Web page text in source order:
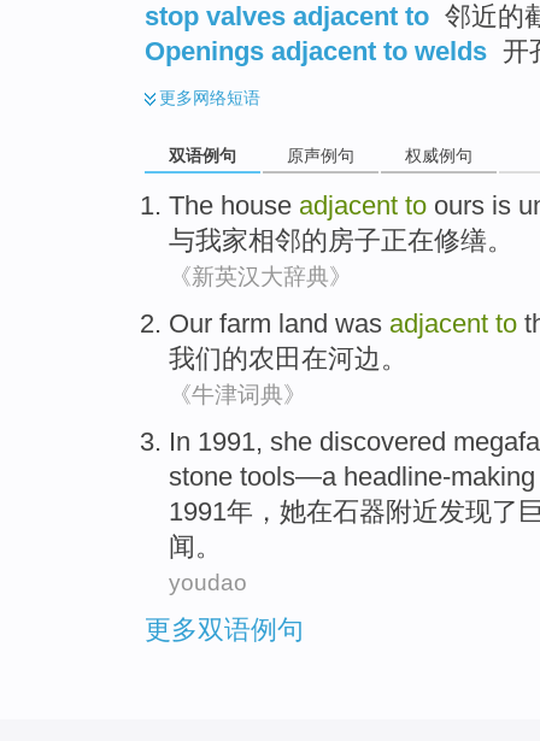
stop valves adjacent to 邻近的
Openings adjacent to welds 开
更多网络短语
双语例句 原声例句 权威例句
The house adjacent to ours is
与我家相邻的房子正在修缮。
《新英汉大辞典》
Our farm land was adjacent to
我们的农田 在河边 。
《牛津词典》
In 1991, she discovered
stone tools—a headline-making
1991年， 她在石器附近发现了
闻。
youdao
更多双语例句